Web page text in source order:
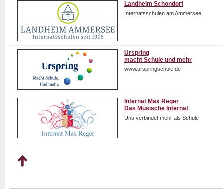
Landheim Schondorf
Internatsschulen am Ammersee
Urspring
macht Schule und mehr
www.urspringschule.de
Internat Max Reger
Das Musische Internat
Uns verbindet mehr als Schule